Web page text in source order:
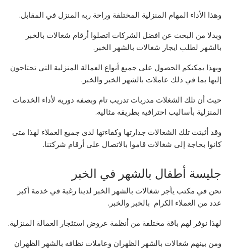
وهذا الأداء المهام المنزلية المختلفة وراحة ربه المنزل في المقابل.
وبدلا من البحث عن افضل الشركات اتصلوا أرقام شغالات بالخبر
بالشهر لطلب ايجار شغالات بالشهر الخبر.
وبهذا يمكنكم الحصول على جميع أنواع العمالة المنزلية التي تحتاجون
إليها بما في ذلك عاملات بالشهر الخبر والخبر.
حيث أن تلك الشغلات مدربات تدريب تام وبصفه دوريه لأداء الخدمات
المنزلية بأساليب احترافيه بطريقه مثاليه.
وقد أثبتت تلك الشغالات جدارتها وكفاءتها لدى جميع العملاء لهذا متى
كانوا بحاجة إلى شغالات قاموا بالاتصال على أرقام شركتنا.
جليسة أطفال بالشهر في الخبر
نحن في مكتب يأجر شغالات بالشهر الخبر لدينا رغبة في خدمة أكبر
عدد من العملاء الكرام بالخبر والخبر.
لهذا نوفر لهم باقة مختلفة من أنظمة عروض استئجار العمالة المنزلية.
ومن بينهم شغالات بالشهر الظهران وعاملات نظافه بالشهر الظهران